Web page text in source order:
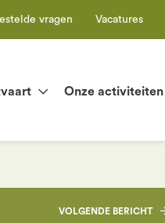
Onze activiteiten
vragen Vacatures
VOLGENDEBERICHT